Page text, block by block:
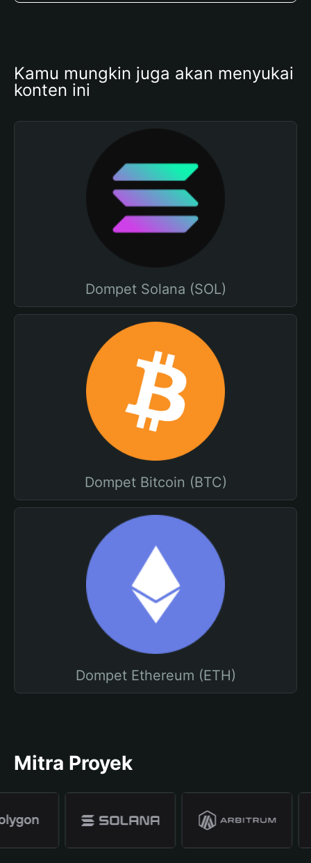
Kamu mungkin juga akan menyukai
konten ini
Dompet Solana (SOL)
Dompet Bitcoin (BTC)
Dompet Ethereum (ETH)
Mitra Proyek